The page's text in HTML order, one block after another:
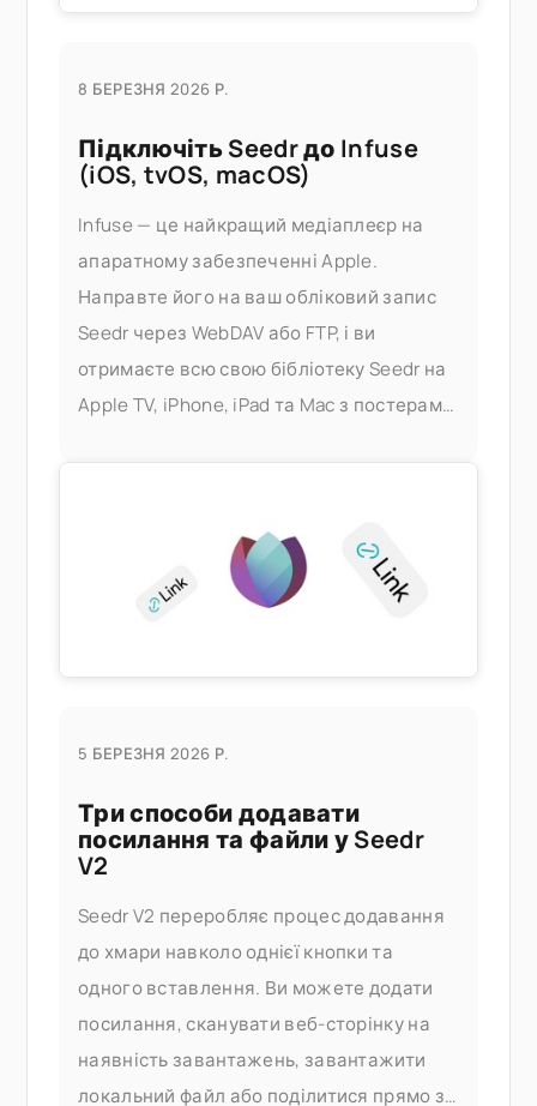
8 БЕРЕЗНЯ 2026 Р.
Підключіть Seedr до Infuse
(iOS, tvOS, macOS)
Infuse — це найкращий медіаплеєр на
апаратному забезпеченні Apple.
Направте його на ваш обліковий запис
Seedr через WebDAV або FTP, і ви
отримаєте всю свою бібліотеку Seedr на
Apple TV, iPhone, iPad та Mac з постерами,
5 БЕРЕЗНЯ 2026 Р.
Три способи додавати
посилання та файли у Seedr
V2
Seedr V2 переробляє процес додавання
до хмари навколо однієї кнопки та
одного вставлення. Ви можете додати
посилання, сканувати веб-сторінку на
наявність завантажень, завантажити
локальний файл або поділитися прямо зі